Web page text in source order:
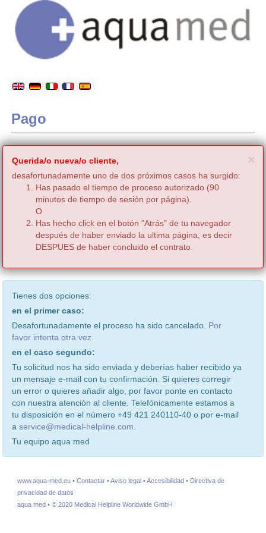
Pago
×
Querida/o nueva/o cliente,
desafortunadamente uno de dos próximos casos ha surgido:
Has pasado el tiempo de proceso autorizado (90
minutos de tiempo de sesión por página).
O
Has hecho click en el botón "Atrás" de tu navegador
después de haber enviado la ultima página, es decir
DESPUES de haber concluido el contrato.
Tienes dos opciones:
en el primer caso:
Desafortunadamente el proceso ha sido cancelado. Por
favor intenta otra vez.
en el caso segundo:
Tu solicitud nos ha sido enviada y deberías haber recibido ya
un mensaje e-mail con tu confirmación. Si quieres corregir
un error o quieres añadir algo, por favor ponte en contacto
con nuestra atención al cliente. Telefónicamente estamos a
tu disposición en el número +49 421 240110-40 o por e-mail
a service@medical-helpline.com.
Tu equipo aqua med
www.aqua-med.eu • Contactar •Aviso legal •Accesibilidad • Directiva de
privacidad de datos
aqua med • © 2020 Medical Helpline Worldwide GmbH